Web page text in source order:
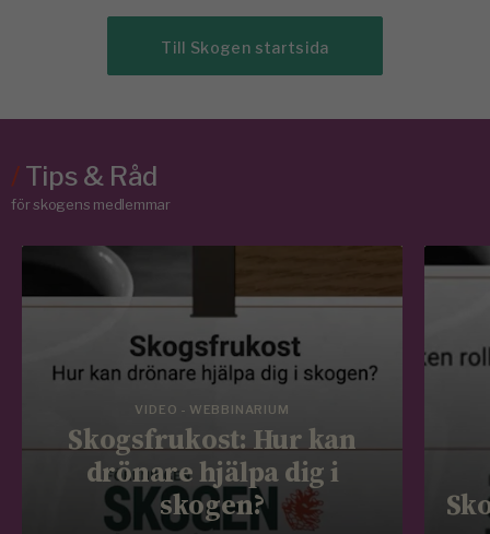
Till Skogen startsida
/Tips & Råd
för skogens medlemmar
VIDEO - WEBBINARIUM
Skogsfrukost: Hur kan
drönare hjälpa dig i
skogen?